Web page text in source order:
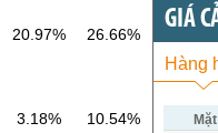
20.97% 26.66%
3.18% 10.54%
GIÁ
Hàng